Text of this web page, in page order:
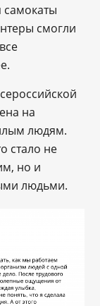
самокаты
смогли
на
людям.
стало не
но и
людьми.